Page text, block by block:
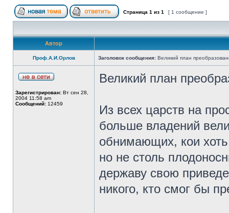
Страница 1 из 1 [ 1 сообщение ]
Автор
Проф.А.И.Орлов Заголовок сообщения: Великий план
Зарегистрирован: Вт сен 28,
2004 11:58 am
Сообщений: 12459
Великий план
Из всех царств на
больше владений
обнимающих, кои
но не столь
державу свою
никого, кто смог бы